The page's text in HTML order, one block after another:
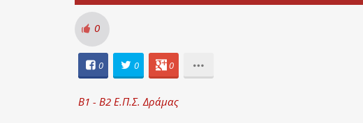
0
0 0 0
Β1 - Β2 Ε.Π.Σ. Δράμας